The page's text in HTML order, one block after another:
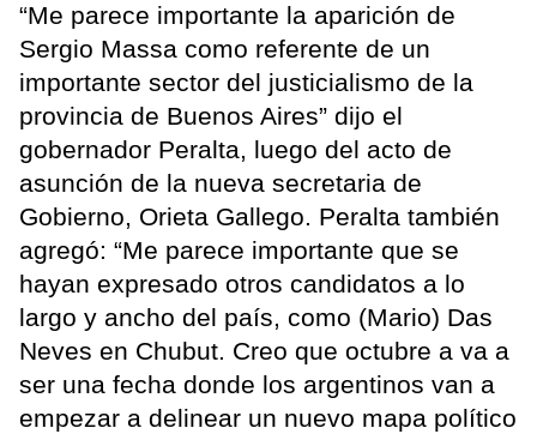
“Me parece importante la aparición de
Sergio Massa como referente de un
importante sector del justicialismo de la
provincia de Buenos Aires” dijo el
gobernador Peralta, luego del acto de
asunción de la nueva secretaria de
Gobierno, Orieta Gallego. Peralta también
agregó: “Me parece importante que se
hayan expresado otros candidatos a lo
largo y ancho del país, como (Mario) Das
Neves en Chubut. Creo que octubre a va a
ser una fecha donde los argentinos van a
empezar a delinear un nuevo mapa político